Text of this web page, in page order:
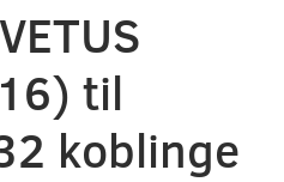
til
koblinge